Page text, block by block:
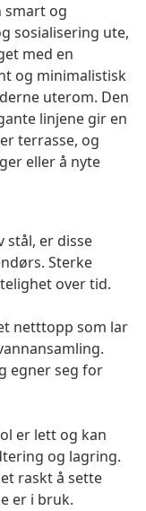
smart og
sosialisering ute,
med en
og minimalistisk
uterom. Den
linjene gir en
terrasse, og
eller å nyte
stål, er disse
Sterke
over tid.
netttopp som lar
egner seg for
er lett og kan
og lagring.
raskt å sette
er i bruk.